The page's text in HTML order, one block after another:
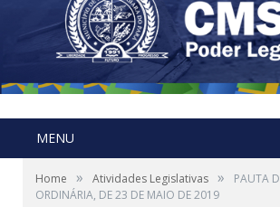
MENU
Home » Atividades Legislativas »
PAUTA
ORDINÁRIA, DE 23 DE MAIO DE 2019